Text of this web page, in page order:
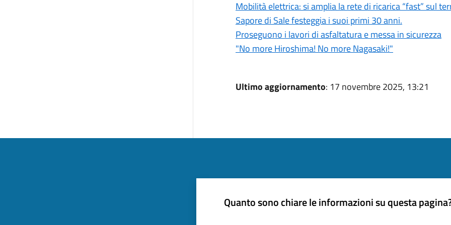
Mobilità elettrica: si amplia la rete di ricarica “fast” sul
Sapore di Sale festeggia i suoi primi 30 anni.
Proseguono i lavori di asfaltatura e messa in sicurezza
"No more Hiroshima! No more Nagasaki!"
Ultimo aggiornamento: 17 novembre 2025, 13:21
Quanto sono chiare le informazioni su questa